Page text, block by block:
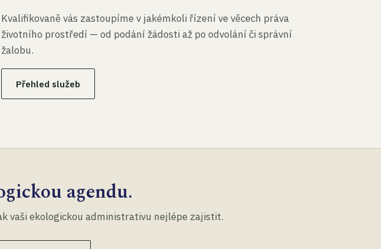
Kvalifikovaně vás zastoupíme v jakémkoli řízení ve věcech práva
životního prostředí — od podání žádosti až po odvolání či správní
žalobu.
Přehled služeb
agendu.
vaši ekologickou administrativu nejlépe zajistit.